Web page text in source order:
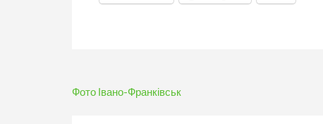
Навігація
Фото Івано-Франківськ